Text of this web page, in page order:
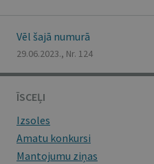
Vēl šajā numurā
29.06.2023., Nr. 124
ĪSCEĻI
Izsoles
Amatu konkursi
Mantojumu ziņas